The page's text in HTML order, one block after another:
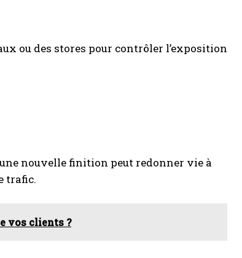
ou des stores pour contrôler l’exposition
nouvelle finition peut redonner vie à
trafic.
vos clients ?